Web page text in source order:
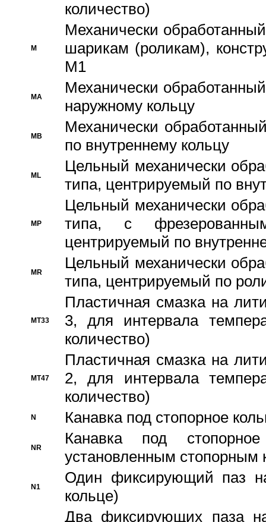
количество)
M
Механически
шарикам (роликам),
M1
MA
Механически
наружному кольцу
MB
Механически
по внутреннему кольцу
ML
Цельный механически
типа, центрируемый по
MP
Цельный механически
типа, с
центрируемый по
MR
Цельный механически
типа, центрируемый по
MT33
Пластичная смазка на
3, для интервала
количество)
MT47
Пластичная смазка на
2, для интервала
количество)
N Канавка под стопорное
NR
Канавка под
установленным стопорным
N1
Один фиксирующий паз
кольце)
Два фиксирующих паза